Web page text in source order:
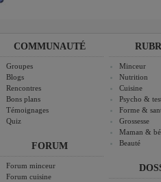
COMMUNAUTÉ
Groupes
Blogs
Rencontres
Bons plans
Témoignages
Quiz
FORUM
Forum minceur
Forum cuisine
Minceur
Nutrition
Cuisine
Psycho &
Forme &
Grossesse
Maman &
Beauté